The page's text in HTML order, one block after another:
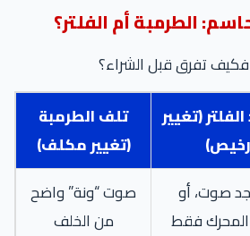
الطرمبة أم الفلتر؟
تفرق قبل الشراء؟
(تغيير
رخيص)
تلف الطرمبة
(تغيير مكلف)
صوت، أو
فقط
صوت “ونة” واضح
من الخلف